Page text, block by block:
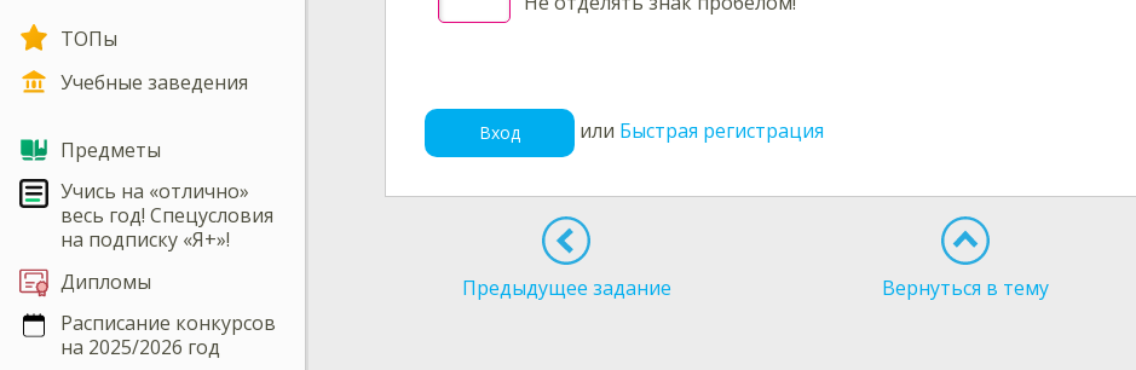
ТОПы
Учебные заведения
Предметы
Учись на «отлично»
весь год! Спецусловия
на подписку «Я+»!
Дипломы
Расписание конкурсов
на 2025/2026 год
Вход или Быстрая регистрация
Предыдущее задание Вернуться в тему